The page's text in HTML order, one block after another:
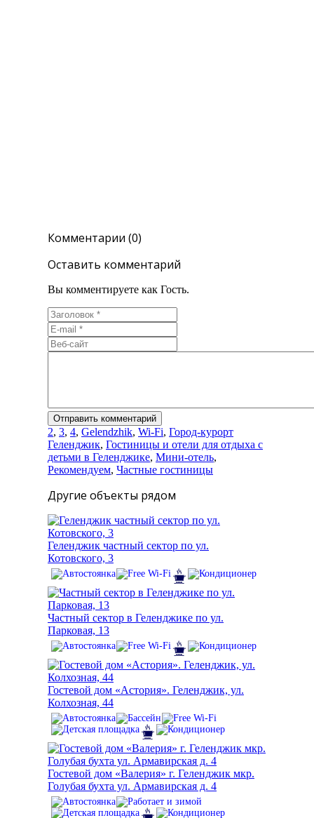
Комментарии (0)
Оставить комментарий
Вы комментируете как Гость.
2, 3, 4, Gelendzhik, Wi-Fi, Город-курорт
Геленджик, Гостиницы и отели для отдыха с
детьми в Геленджике, Мини-отель,
Рекомендуем, Частные гостиницы
Другие объекты рядом
Геленджик частный сектор по ул.
Котовского, 3
Частный сектор в Геленджике по ул.
Парковая, 13
Гостевой дом «Астория». Геленджик, ул.
Колхозная, 44
Гостевой дом «Валерия» г. Геленджик мкр.
Голубая бухта ул. Армавирская д. 4